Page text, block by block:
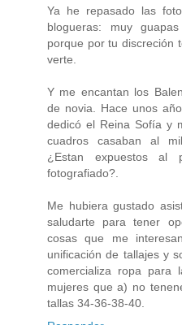
Ya he repasado las
blogueras: muy
porque por tu discreción
verte.
Y me encantan los
de novia. Hace unos
dedicó el Reina Sofía y
cuadros casaban al
¿Estan expuestos al
fotografiado?.
Me hubiera gustado
saludarte para tener
cosas que me
unificación de tallajes y
comercializa ropa
mujeres que a) no
tallas 34-36-38-40.